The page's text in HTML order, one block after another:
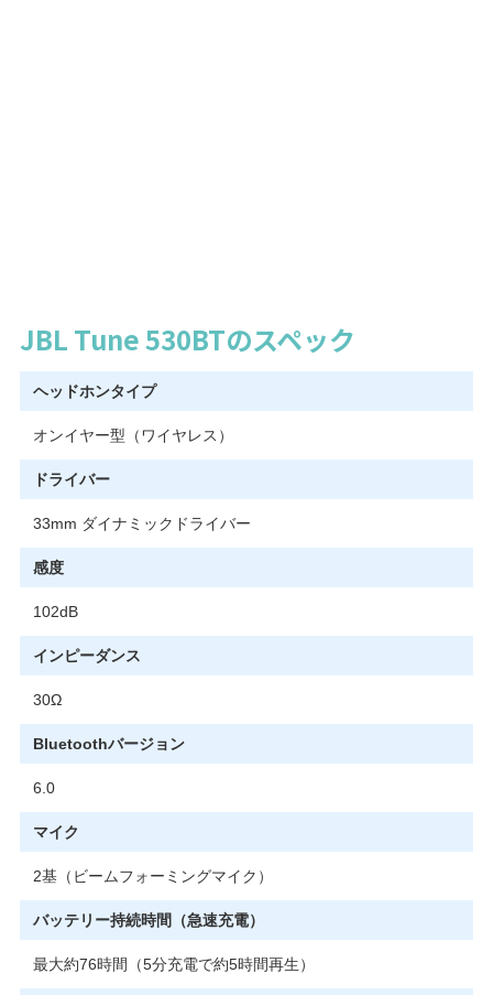
JBL Tune 530BTのスペック
ヘッドホンタイプ
オンイヤー型（ワイヤレス）
ドライバー
33mm ダイナミックドライバー
感度
102dB
インピーダンス
30Ω
Bluetoothバージョン
6.0
マイク
2基（ビームフォーミングマイク）
バッテリー持続時間（急速充電）
最大約76時間（5分充電で約5時間再生）